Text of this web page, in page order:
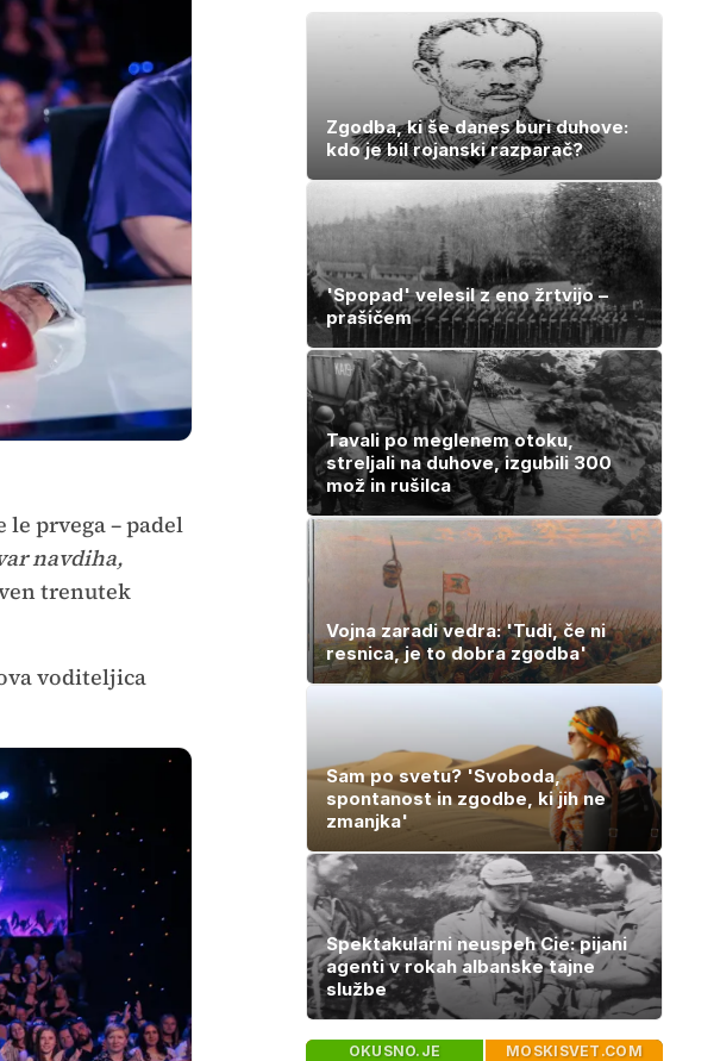
le prvega – padel
navdiha,
trenutek
voditeljica
Zgodba, ki še danes buri duhove:
kdo je bil rojanski razparač?
'Spopad' velesil z eno žrtvijo –
prašičem
Tavali po meglenem otoku,
streljali na duhove, izgubili 300
mož in rušilca
Vojna zaradi vedra: 'Tudi, če ni
resnica, je to dobra zgodba'
Sam po svetu? 'Svoboda,
spontanost in zgodbe, ki jih ne
zmanjka'
Spektakularni neuspeh Cie: pijani
agenti v rokah albanske tajne
službe
OKUSNO.JE MOSKISVET.COM